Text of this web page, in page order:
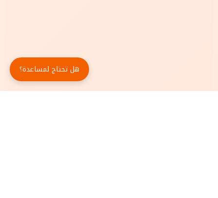
هل تحتاج لمساعدة؟